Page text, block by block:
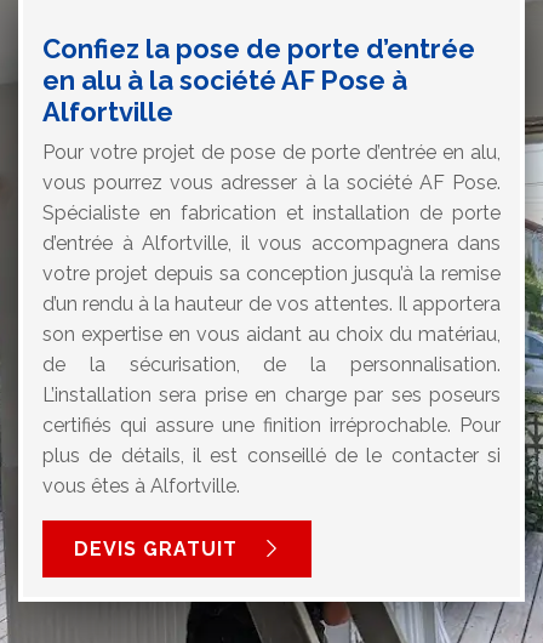
Confiez la pose de porte d’entrée
en alu à la société AF Pose à
Alfortville
Pour votre projet de pose de porte d’entrée en alu,
vous pourrez vous adresser à la société AF Pose.
Spécialiste en fabrication et installation de porte
d’entrée à Alfortville, il vous accompagnera dans
votre projet depuis sa conception jusqu’à la remise
d’un rendu à la hauteur de vos attentes. Il apportera
son expertise en vous aidant au choix du matériau,
de la sécurisation, de la personnalisation.
L’installation sera prise en charge par ses poseurs
certifiés qui assure une finition irréprochable. Pour
plus de détails, il est conseillé de le contacter si
vous êtes à Alfortville.
DEVIS GRATUIT